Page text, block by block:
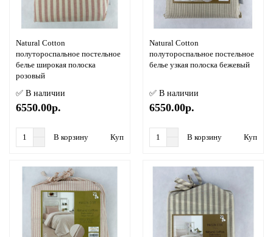
Natural Cotton
полутороспальное постельное
белье широкая полоска
розовый
✅ В наличии
6550.00р.
В корзину Купить в 1 клик
Natural Cotton
полутороспальное постельное
белье узкая полоска бежевый
✅ В наличии
6550.00р.
В корзину Купить